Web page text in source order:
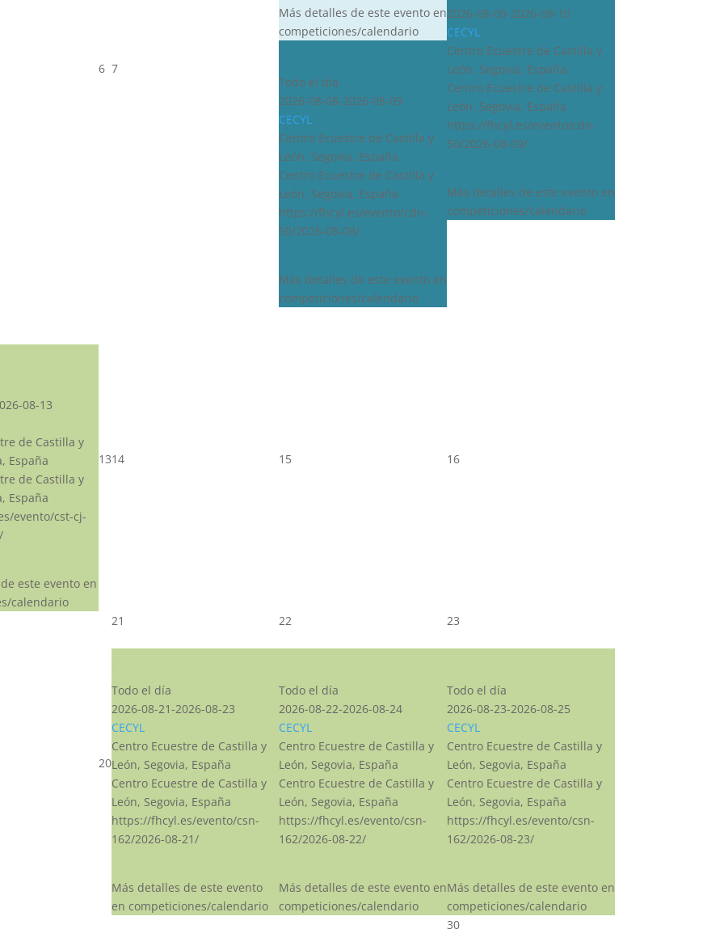
6 7
Más detalles de este evento en
competiciones/calendario
Todo el día
2026-08-08-2026-08-09
CECYL
Centro Ecuestre de Castilla y
León, Segovia, España
Centro Ecuestre de Castilla y
León, Segovia, España
https://fhcyl.es/evento/cdn-
50/2026-08-08/
Más detalles de este evento en
competiciones/calendario
2026-08-09-2026-08-10
CECYL
Centro Ecuestre de Castilla y
León, Segovia, España
Centro Ecuestre de Castilla y
León, Segovia, España
https://fhcyl.es/evento/cdn-
50/2026-08-09/
Más detalles de este evento en
competiciones/calendario
08-13
de Castilla y
España
de Castilla y
España
evento/cst-cj-
este evento en
calendario
1314 15 16
20
21
Todo el día
2026-08-21-2026-08-23
CECYL
Centro Ecuestre de Castilla y
León, Segovia, España
Centro Ecuestre de Castilla y
León, Segovia, España
https://fhcyl.es/evento/csn-
162/2026-08-21/
Más detalles de este evento
en competiciones/calendario
22
Todo el día
2026-08-22-2026-08-24
CECYL
Centro Ecuestre de Castilla y
León, Segovia, España
Centro Ecuestre de Castilla y
León, Segovia, España
https://fhcyl.es/evento/csn-
162/2026-08-22/
Más detalles de este evento en
competiciones/calendario
23
Todo el día
2026-08-23-2026-08-25
CECYL
Centro Ecuestre de Castilla y
León, Segovia, España
Centro Ecuestre de Castilla y
León, Segovia, España
https://fhcyl.es/evento/csn-
162/2026-08-23/
Más detalles de este evento en
competiciones/calendario
30